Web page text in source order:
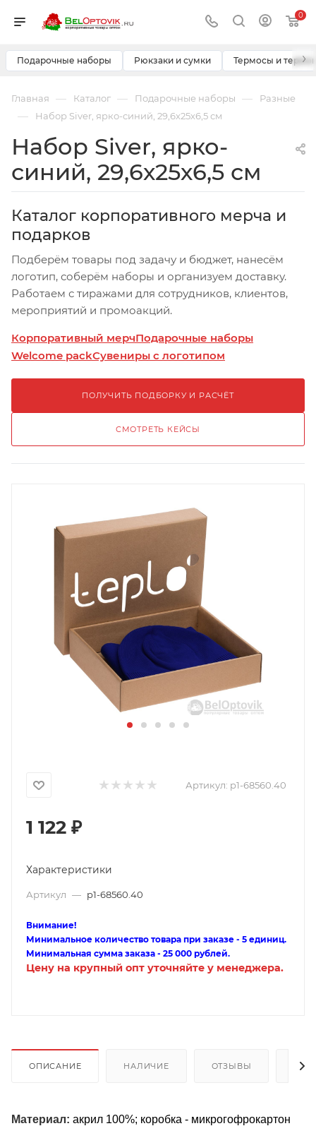
0
Подарочные наборы Рюкзаки и сумки Термосы и ›
Главная — Каталог — Подарочные наборы — Разные
— Набор Siver, ярко-синий, 29,6х25х6,5 см
Набор Siver, ярко-
синий, 29,6х25х6,5 см
Каталог корпоративного мерча и
подарков
Подберём товары под задачу и бюджет, нанесём
логотип, соберём наборы и организуем доставку.
Работаем с тиражами для сотрудников, клиентов,
мероприятий и промоакций.
Корпоративный мерчПодарочные наборы
Welcome packСувениры с логотипом
ПОЛУЧИТЬ ПОДБОРКУ И РАСЧЁТ
СМОТРЕТЬ КЕЙСЫ
Артикул: p1-68560.40
1 122 ₽
Характеристики
Артикул — p1-68560.40
Внимание!
Минимальное количество товара при заказе - 5 единиц.
Минимальная сумма заказа - 25 000 рублей.
Цену на крупный опт уточняйте у менеджера.
ОПИСАНИЕ НАЛИЧИЕ ОТЗЫВЫ
Материал: акрил 100%; коробка - микрогофрокартон